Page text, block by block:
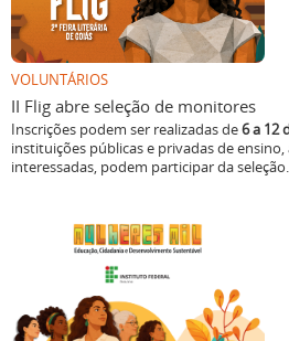
VOLUNTÁRIOS
II Flig abre seleção de monitores
Inscrições podem ser realizadas de6 a 12
instituições públicas e privadas de ensino,
interessadas, podem participar da seleção.